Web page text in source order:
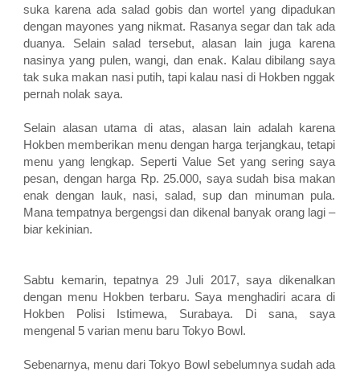
suka karena ada salad gobis dan wortel yang dipadukan
dengan mayones yang nikmat. Rasanya segar dan tak ada
duanya. Selain salad tersebut, alasan lain juga karena
nasinya yang pulen, wangi, dan enak. Kalau dibilang saya
tak suka makan nasi putih, tapi kalau nasi di Hokben nggak
pernah nolak saya.
Selain alasan utama di atas, alasan lain adalah karena
Hokben memberikan menu dengan harga terjangkau, tetapi
menu yang lengkap. Seperti Value Set yang sering saya
pesan, dengan harga Rp. 25.000, saya sudah bisa makan
enak dengan lauk, nasi, salad, sup dan minuman pula.
Mana tempatnya bergengsi dan dikenal banyak orang lagi –
biar kekinian.
Sabtu kemarin, tepatnya 29 Juli 2017, saya dikenalkan
dengan menu Hokben terbaru. Saya menghadiri acara di
Hokben Polisi Istimewa, Surabaya. Di sana, saya
mengenal 5 varian menu baru Tokyo Bowl.
Sebenarnya, menu dari Tokyo Bowl sebelumnya sudah ada